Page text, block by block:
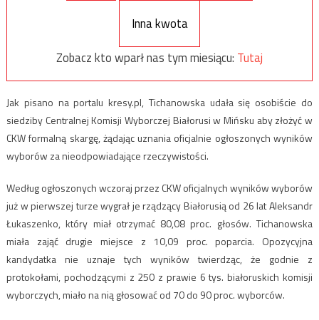
Inna kwota
Zobacz kto wparł nas tym miesiącu: Tutaj
Jak pisano na portalu kresy.pl, Tichanowska udała się osobiście do
siedziby Centralnej Komisji Wyborczej Białorusi w Mińsku aby złożyć w
CKW formalną skargę, żądając uznania oficjalnie ogłoszonych wyników
wyborów za nieodpowiadające rzeczywistości.
Według ogłoszonych wczoraj przez CKW oficjalnych wyników wyborów
już w pierwszej turze wygrał je rządzący Białorusią od 26 lat Aleksandr
Łukaszenko, który miał otrzymać 80,08 proc. głosów. Tichanowska
miała zająć drugie miejsce z 10,09 proc. poparcia. Opozycyjna
kandydatka nie uznaje tych wyników twierdząc, że godnie z
protokołami, pochodzącymi z 250 z prawie 6 tys. białoruskich komisji
wyborczych, miało na nią głosować od 70 do 90 proc. wyborców.